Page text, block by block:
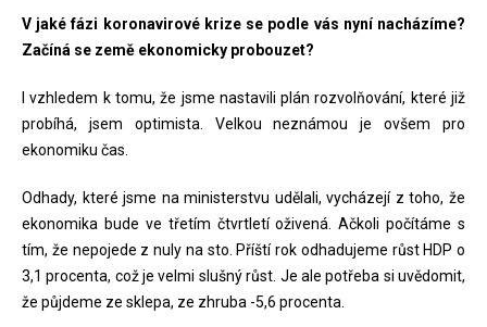
V jaké fázi koronavirové krize se podle vás nyní nacházíme?
Začíná se země ekonomicky probouzet?
I vzhledem k tomu, že jsme nastavili plán rozvolňování, které již
probíhá, jsem optimista. Velkou neznámou je ovšem pro
ekonomiku čas.
Odhady, které jsme na ministerstvu udělali, vycházejí z toho, že
ekonomika bude ve třetím čtvrtletí oživená. Ačkoli počítáme s
tím, že nepojede z nuly na sto. Příští rok odhadujeme růst HDP o
3,1 procenta, což je velmi slušný růst. Je ale potřeba si uvědomit,
že půjdeme ze sklepa, ze zhruba -5,6 procenta.